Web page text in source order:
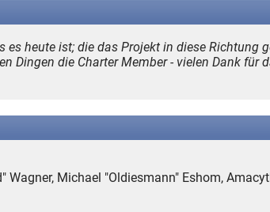
heute ist; die das Projekt in diese Richtung
Dingen die Charter Member - vielen Dank für
Michael "Oldiesmann" Eshom,